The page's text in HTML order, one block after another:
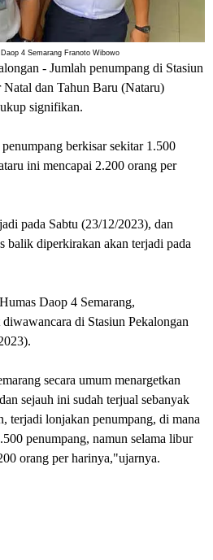
4 Semarang Franoto Wibowo
- Jumlah penumpang di Stasiun
Natal dan Tahun Baru (Nataru)
signifikan.
berkisar sekitar 1.500
ini mencapai 2.200 orang per
pada Sabtu (23/12/2023), dan
balik diperkirakan akan terjadi pada
Daop 4 Semarang,
di Stasiun Pekalongan
secara umum menargetkan
sejauh ini sudah terjual sebanyak
terjadi lonjakan penumpang, di mana
penumpang, namun selama libur
orang per harinya,"ujarnya.